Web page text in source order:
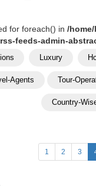
for foreach() in /
feeds-admin-
Luxury
Agents Tour-
Country-
1 2 3